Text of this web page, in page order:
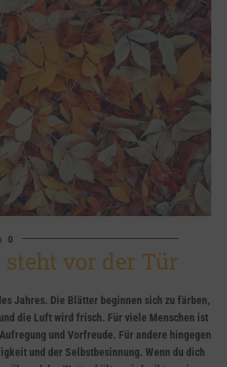
0
steht vor der Tür
Jahres. Die Blätter beginnen sich zu färben,
die Luft wird frisch. Für viele Menschen ist
und Vorfreude. Für andere hingegen
und der Selbstbesinnung. Wenn du dich